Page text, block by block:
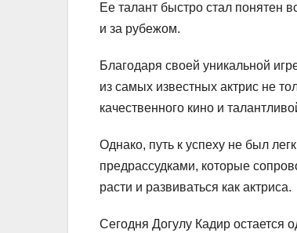
Ее талант быстро стал понятен
и за рубежом.
Благодаря своей уникальной
из самых известных актрис не
качественного кино и
Однако, путь к успеху не был
предрассудками, которые
расти и развиваться как актриса.
Сегодня Догулу Кадир остается